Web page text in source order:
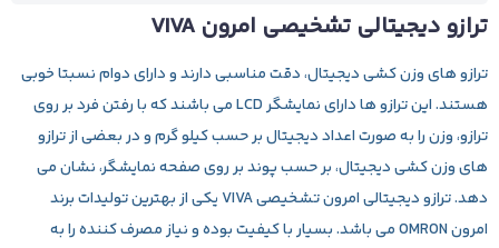
ترازو دیجیتالی تشخیصی امرون VIVA
ترازو های وزن کشی دیجیتال، دقت مناسبی دارند و دارای دوام نسبتا خوبی
هستند. این ترازو ها دارای نمایشگر LCD می باشند که با رفتن فرد بر روی
ترازو، وزن را به صورت اعداد دیجیتال بر حسب کیلو گرم و در بعضی از ترازو
های وزن کشی دیجیتال، بر حسب پوند بر روی صفحه نمایشگر، نشان می
دهد.ترازو دیجیتالی امرون تشخیصی VIVA
یکی از بهترین تولیدات برند
امرون OMRON می باشد. بسیار با کیفیت بوده و نیاز مصرف کننده را به